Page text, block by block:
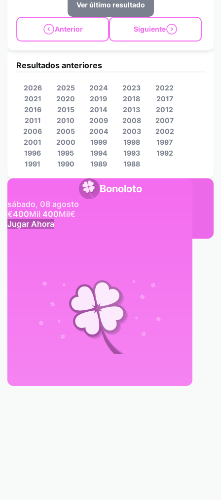
Ver último resultado
Anterior Siguiente
Bonoloto
sábado, 08 agosto
€400Mil 400Mil€
Jugar Ahora
Resultados anteriores
2026 2025 2024 2023
2022
2021
2020 2019 2018
2017
2016
2015 2014 2013
2012
2011
2010 2009 2008
2007
2006
2005 2004 2003
2002
2001
2000 1999 1998
1997
1996
1995 1994 1993
1992
1991
1990 1989 1988